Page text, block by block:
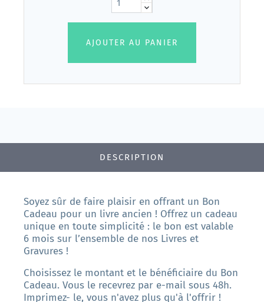
AJOUTER AU PANIER
DESCRIPTION
Soyez sûr de faire plaisir en offrant un Bon
Cadeau pour un livre ancien ! Offrez un cadeau
unique en toute simplicité : le bon est valable
6 mois sur l’ensemble de nos Livres et
Gravures !
Choisissez le montant et le bénéficiaire du Bon
Cadeau. Vous le recevrez par e-mail sous 48h.
Imprimez- le, vous n'avez plus qu'à l'offrir !